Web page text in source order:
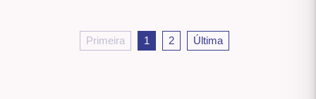
Primeira 1 2 Última